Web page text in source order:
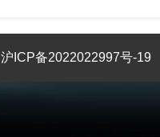
沪ICP备2022022997号-19